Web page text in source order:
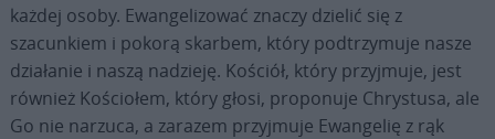
każdej osoby. Ewangelizować znaczy dzielić się z
szacunkiem i pokorą skarbem, który podtrzymuje nasze
działanie i naszą nadzieję. Kościół, który przyjmuje, jest
również Kościołem, który głosi, proponuje Chrystusa, ale
Go nie narzuca, a zarazem przyjmuje Ewangelię z rąk